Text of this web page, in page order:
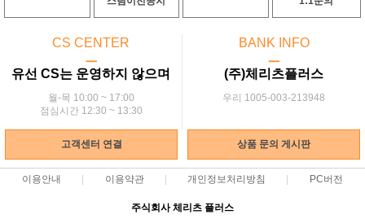
CS CENTER
ㅡ
유선 CS는 운영하지 않으며
월-목 10:00 ~ 17:00
점심시간 12:30 ~ 13:30
BANK INFO
ㅡ
(주)체리츠플러스
우리 1005-003-213948
고객센터 연결 상품 문의 게시판
이용안내 이용약관 개인정보처리방침 PC버전
주식회사 체리츠 플러스